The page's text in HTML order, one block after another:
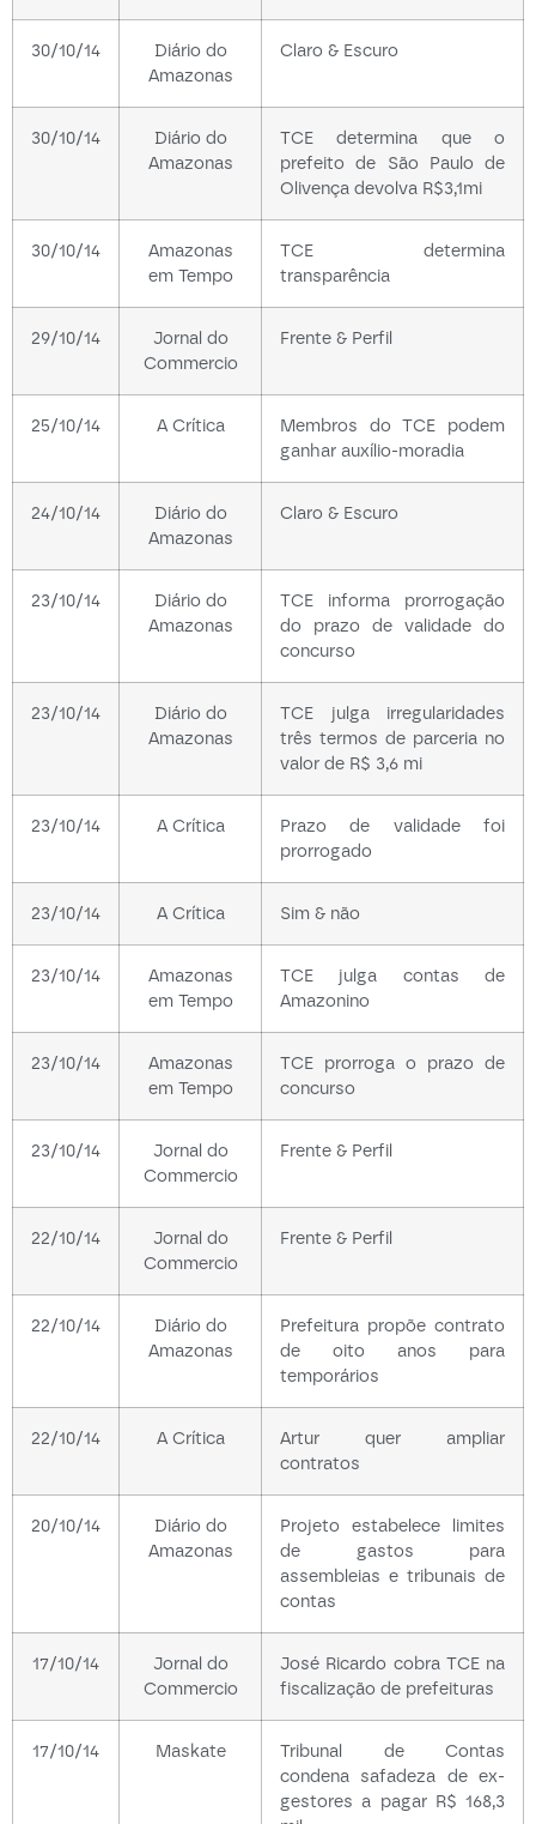
30/10/14
Diário do
Amazonas
Claro & Escuro
30/10/14
Diário do
Amazonas
TCE determina que o
prefeito de São Paulo de
Olivença devolva R$3,1mi
30/10/14
Amazonas
em Tempo
TCE determina
transparência
29/10/14
Jornal do
Commercio
Frente & Perfil
25/10/14 A Crítica
Membros do TCE podem
ganhar auxílio-moradia
24/10/14
Diário do
Amazonas
Claro & Escuro
23/10/14
Diário do
Amazonas
TCE informa prorrogação
do prazo de validade do
concurso
23/10/14
Diário do
Amazonas
TCE julga irregularidades
três termos de parceria no
valor de R$ 3,6 mi
23/10/14 A Crítica
Prazo de validade foi
prorrogado
23/10/14 A Crítica Sim & não
23/10/14
Amazonas
em Tempo
TCE julga contas de
Amazonino
23/10/14
Amazonas
em Tempo
TCE prorroga o prazo de
concurso
23/10/14
Jornal do
Commercio
Frente & Perfil
22/10/14
Jornal do
Commercio
Frente & Perfil
22/10/14
Diário do
Amazonas
Prefeitura propõe contrato
de oito anos para
temporários
22/10/14 A Crítica
Artur quer ampliar
contratos
20/10/14
Diário do
Amazonas
Projeto estabelece limites
de gastos para
assembleias e tribunais de
contas
17/10/14
Jornal do
Commercio
José Ricardo cobra TCE na
fiscalização de prefeituras
17/10/14 Maskate
Tribunal de Contas
condena safadeza de ex-
gestores a pagar R$ 168,3